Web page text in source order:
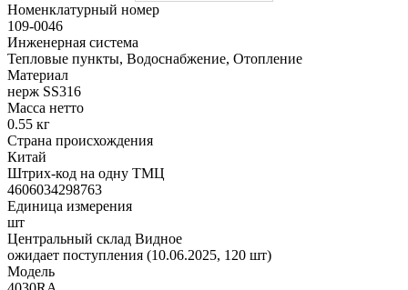
Номенклатурный номер
109-0046
Инженерная система
Тепловые пункты, Водоснабжение, Отопление
Материал
нерж SS316
Масса нетто
0.55 кг
Страна происхождения
Китай
Штрих-код на одну ТМЦ
4606034298763
Единица измерения
шт
Центральный склад Видное
ожидает поступления (10.06.2025, 120 шт)
Модель